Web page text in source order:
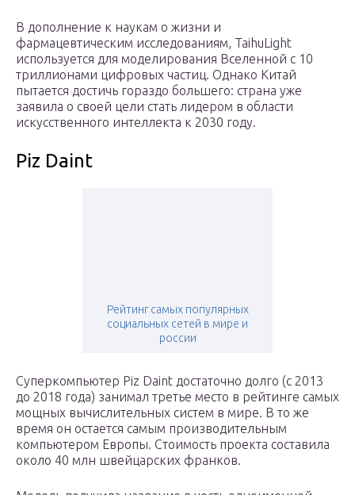
В дополнение к наукам о жизни и
фармацевтическим исследованиям, TaihuLight
используется для моделирования Вселенной с 10
триллионами цифровых частиц. Однако Китай
пытается достичь гораздо большего: страна уже
заявила о своей цели стать лидером в области
искусственного интеллекта к 2030 году.
Piz Daint
Рейтинг самых популярных
социальных сетей в мире и
россии
Суперкомпьютер Piz Daint достаточно долго (с 2013
до 2018 года) занимал третье место в рейтинге самых
мощных вычислительных систем в мире. В то же
время он остается самым производительным
компьютером Европы. Стоимость проекта составила
около 40 млн швейцарских франков.